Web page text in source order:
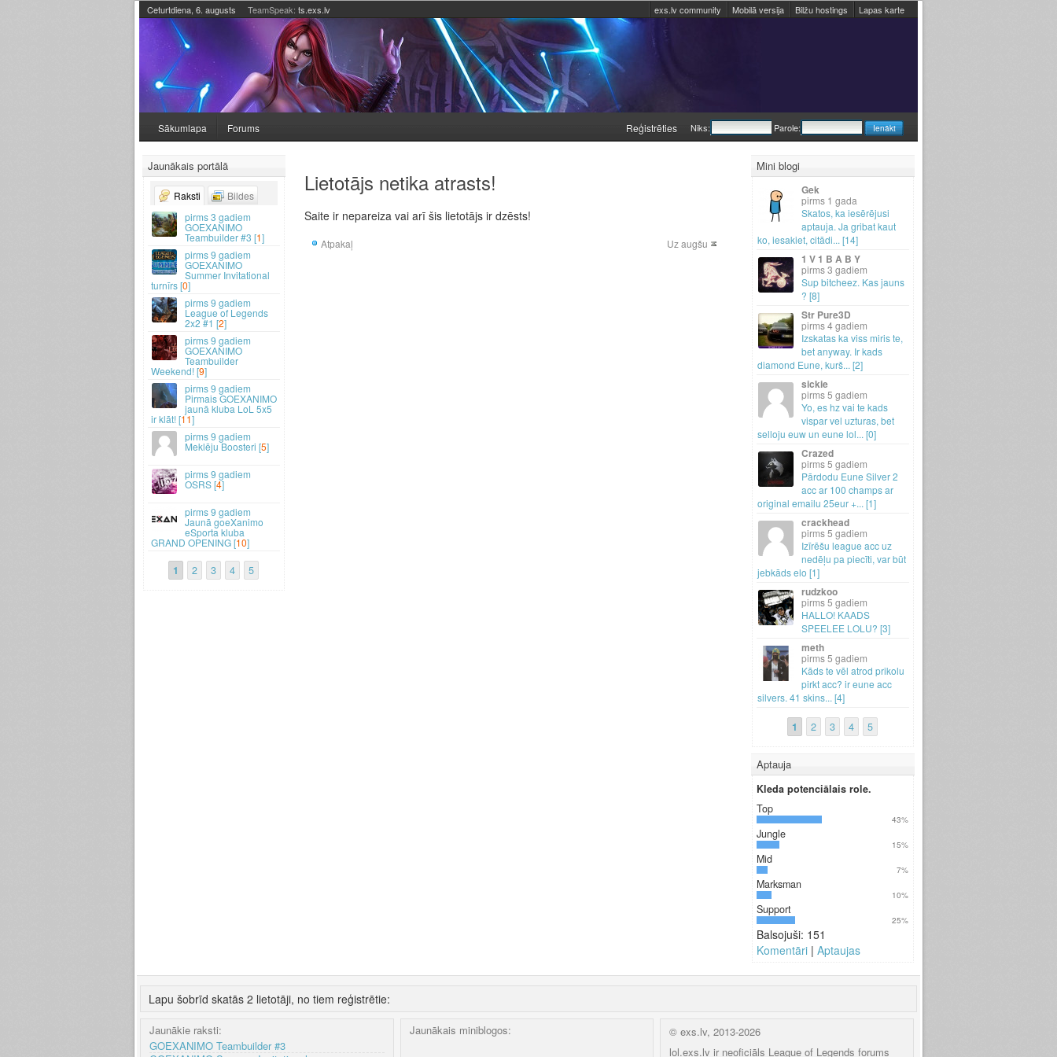
exs.lv community Mobilā versija Bilžu hostings Lapas karte
Ceturtdiena, 6. augusts TeamSpeak: ts.exs.lv
Sākumlapa Forums Reģistrēties Niks: Parole:
Lietotājs netika atrasts!
Saite ir nepareiza vai arī šis lietotājs ir dzēsts!
Atpakaļ Uz augšu
Jaunākais portālā
Raksti
Bildes
3 gadiem
GOEXANIMO
Teambuilder #3 [1]
9 gadiem
GOEXANIMO
Summer Invitational
turnīrs [0]
9 gadiem
League of Legends
2x2 #1 [2]
9 gadiem
GOEXANIMO
Teambuilder
Weekend! [9]
9 gadiem
Pirmais GOEXANIMO
jaunā kluba LoL 5x5
ir klāt! [11]
9 gadiem
Meklēju Boosteri [5]
9 gadiem
OSRS [4]
9 gadiem
Jaunā goeXanimo
eSporta kluba
GRAND OPENING [10]
1 2 3 4 5
Mini blogi
Gek
1 gada
Skatos, ka iesērējusi
aptauja. Ja gribat kaut
ko, iesakiet, citādi... [14]
1 V 1 B A B Y
3 gadiem
Sup bitcheez. Kas jauns
? [8]
Str Pure3D
4 gadiem
Izskatas ka viss miris te,
bet anyway. Ir kads
diamond Eune, kurš... [2]
sickie
5 gadiem
Yo, es hz vai te kads
vispar vel uzturas, bet
selloju euw un eune lol... [0]
Crazed
5 gadiem
Pārdodu Eune Silver 2
acc ar 100 champs ar
original emailu 25eur +... [1]
crackhead
5 gadiem
Izīrēšu league acc uz
nedēļu pa piecīti, var būt
jebkāds elo [1]
rudzkoo
5 gadiem
HALLO! KAADS
SPEELEE LOLU? [3]
meth
5 gadiem
Kāds te vēl atrod prikolu
pirkt acc? ir eune acc
silvers. 41 skins... [4]
1 2 3 4 5
Aptauja
Kleda potenciālais role.
Top
43%
Jungle
15%
Mid
7%
Marksman
10%
Support
25%
Balsojuši: 151
Komentāri | Aptaujas
Lapu šobrīd skatās 2 lietotāji, no tiem reģistrētie:
Jaunākie raksti:
GOEXANIMO Teambuilder #3
Jaunākais miniblogos:
© exs.lv, 2013-2026
lol.exs.lv ir neoficiāls League of Legends forums